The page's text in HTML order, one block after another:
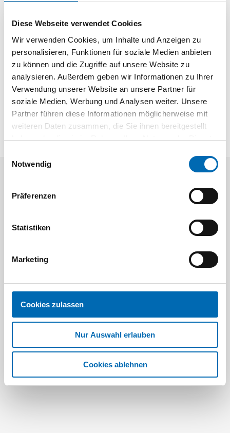
Diese Webseite verwendet Cookies
Wir verwenden Cookies, um Inhalte und Anzeigen zu
personalisieren, Funktionen für soziale Medien anbieten
zu können und die Zugriffe auf unsere Website zu
analysieren. Außerdem geben wir Informationen zu Ihrer
Verwendung unserer Website an unsere Partner für
soziale Medien, Werbung und Analysen weiter. Unsere
Partner führen diese Informationen möglicherweise mit
weiteren Daten zusammen, die Sie ihnen bereitgestellt
haben oder die sie im Rahmen Ihrer Nutzung der Dienste
Notwendig
Präferenzen
Statistiken
Marketing
Cookies zulassen
Nur Auswahl erlauben
Cookies ablehnen
Planschleifen und Verschleifen kleinerer Unebenheiten. Ideal
Befestigung durch Klett-Aufnahme. Garantiert ein
gleichmäßiges Ergebnis.
Körnung; 150
VPE; 10
Breite; 94 mm
Festool
8 Ausführungen
Artikel-Nr.